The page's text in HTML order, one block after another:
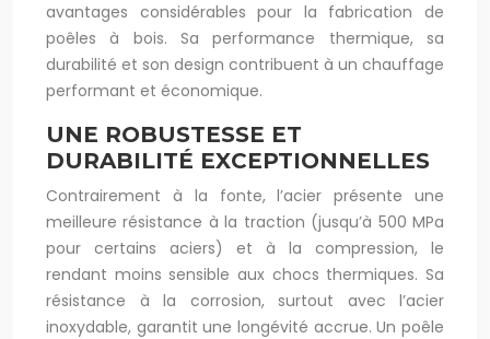
avantages considérables pour la fabrication de
poêles à bois. Sa performance thermique, sa
durabilité et son design contribuent à un chauffage
performant et économique.
UNE ROBUSTESSE ET
DURABILITÉ EXCEPTIONNELLES
Contrairement à la fonte, l’acier présente une
meilleure résistance à la traction (jusqu’à 500 MPa
pour certains aciers) et à la compression, le
rendant moins sensible aux chocs thermiques. Sa
résistance à la corrosion, surtout avec l’acier
inoxydable, garantit une longévité accrue. Un poêle